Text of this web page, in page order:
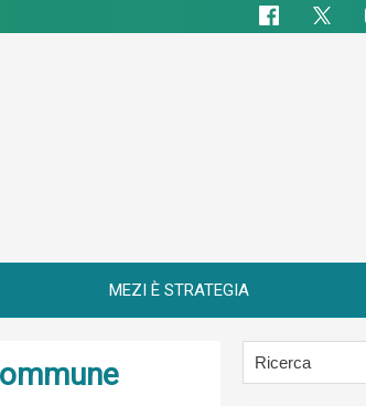
MEZI È STRATEGIA